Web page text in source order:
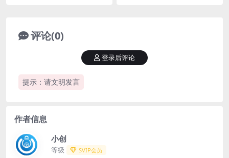
评论(0)
提示：请文明发言
登录后评论
作者信息
小创
等级 SVIP会员